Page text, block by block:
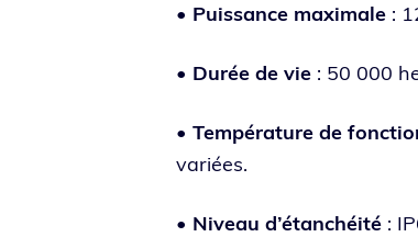
• Puissance maxi­male :
• Durée de vie : 50 000
• Température de
variées.
• Niveau d’étanchéité :